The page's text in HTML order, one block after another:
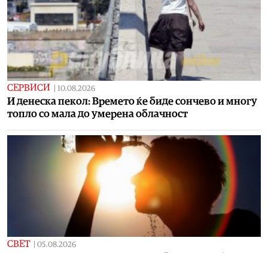
СЕРВИСИ 10.08.2026
И денеска пекол: Времето ќе биде сончево и многу
топло со мала до умерена облачност
СВЕТ 05.08.2026